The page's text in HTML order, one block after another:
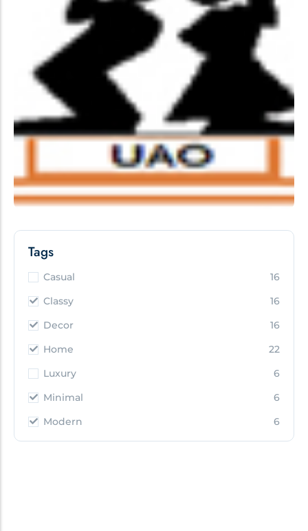
Tags
Casual
16
Classy
16
Decor
16
Home
22
Luxury
6
Minimal
6
Modern
6